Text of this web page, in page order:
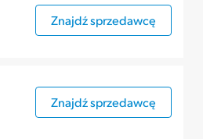
Znajdź sprzedawcę
Znajdź sprzedawcę